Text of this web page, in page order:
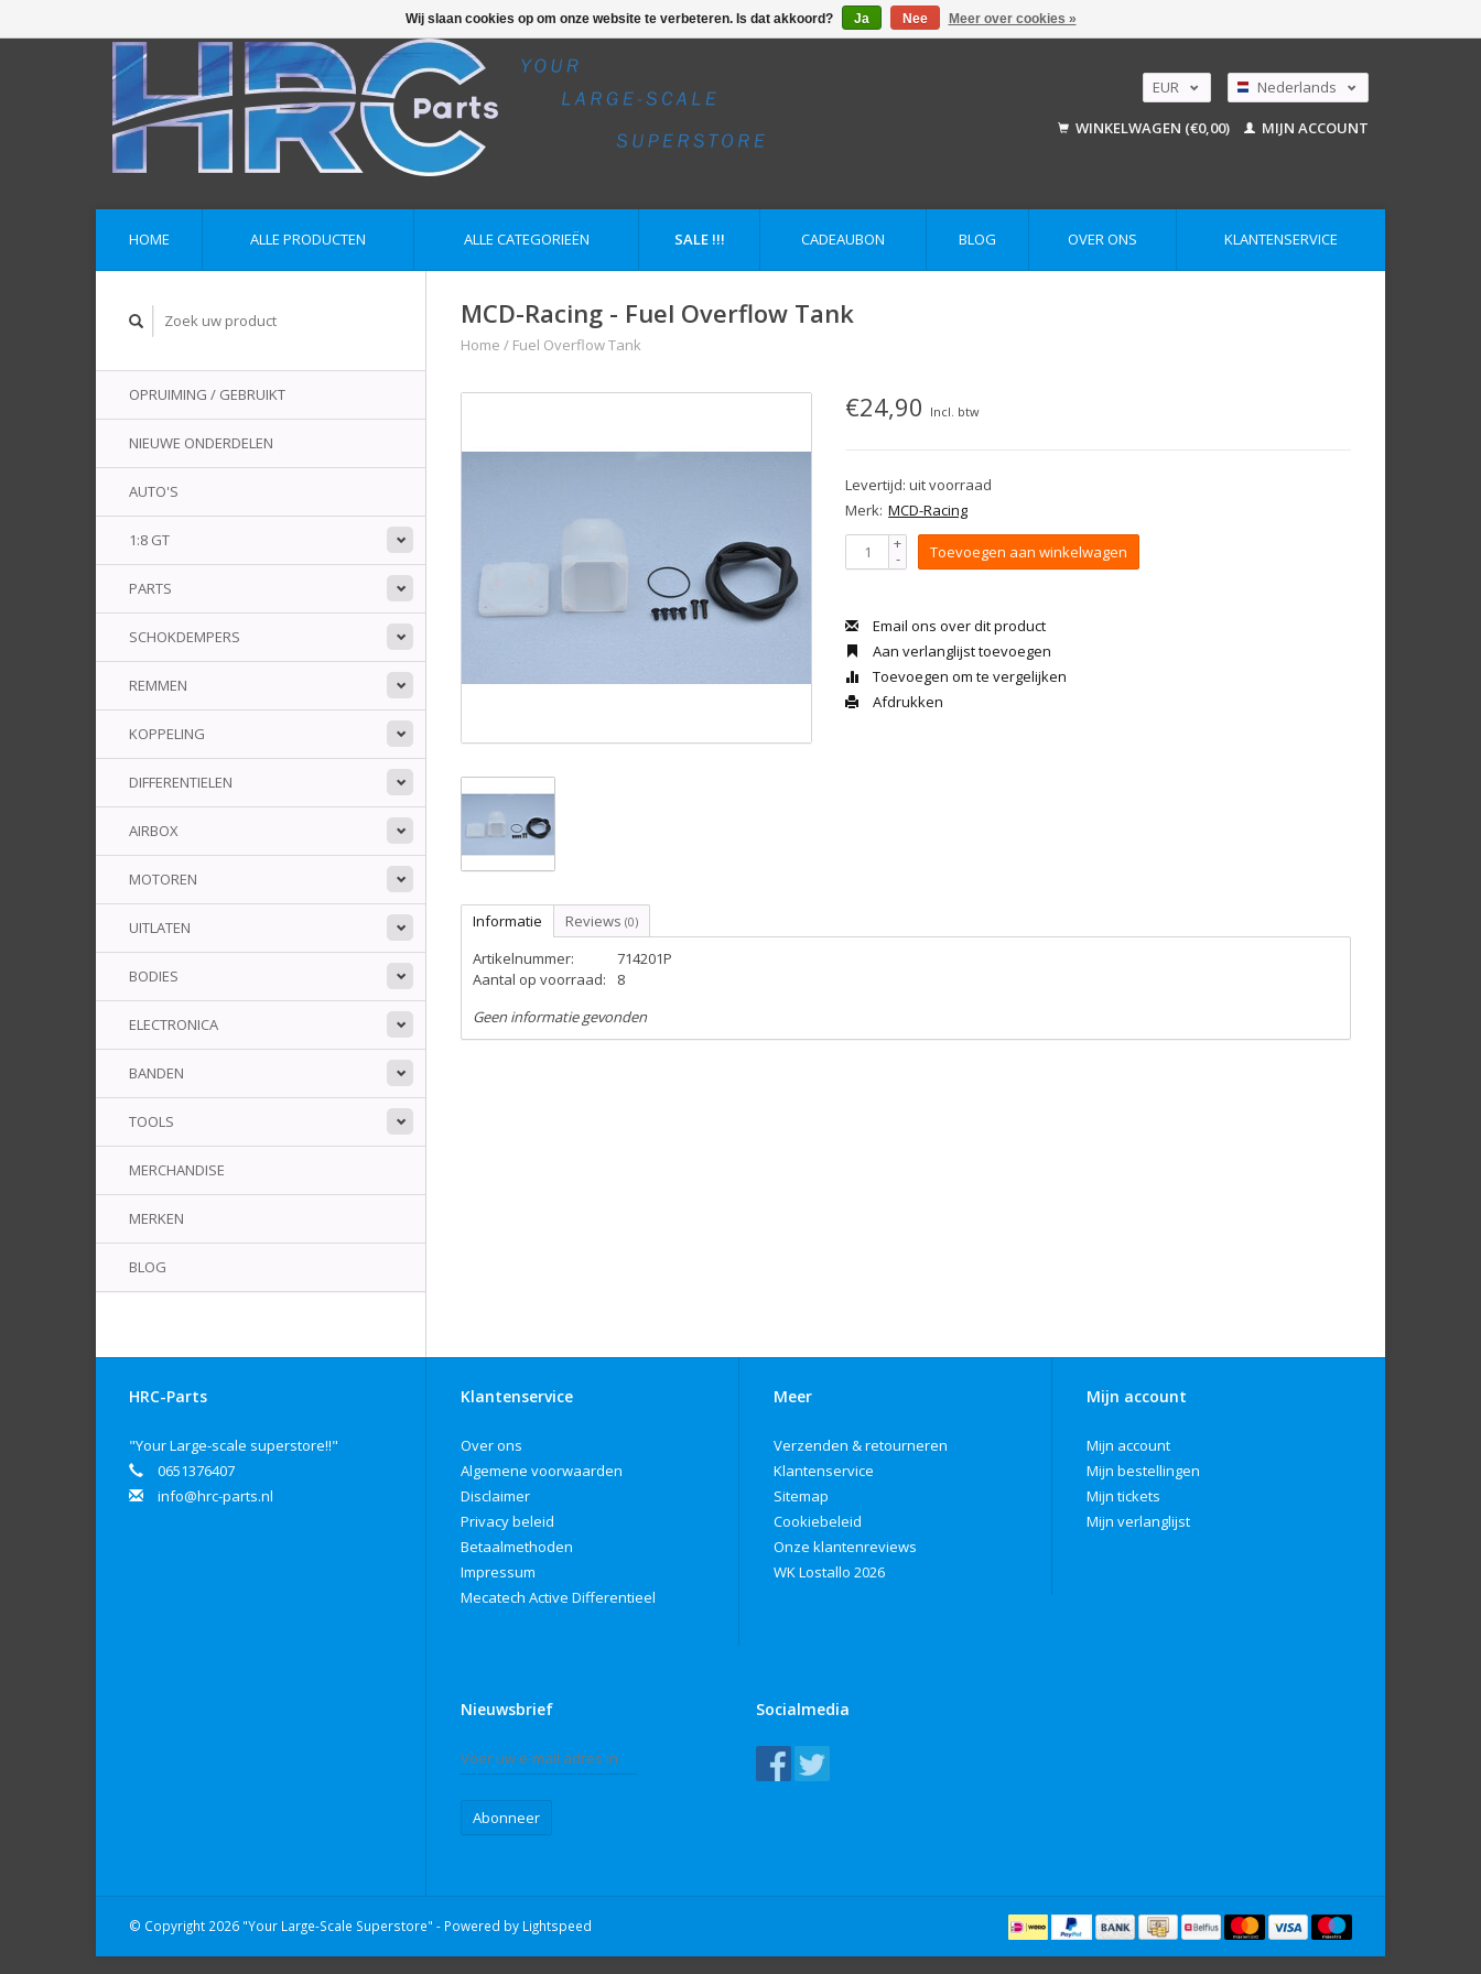
EUR
USD
Nederlands
English
WINKELWAGEN (€0,00) MIJN ACCOUNT
HOME ALLE PRODUCTEN ALLE CATEGORIEËN SALE !!! CADEAUBON BLOG OVER ONS KLANTENSERVICE
OPRUIMING / GEBRUIKT
NIEUWE ONDERDELEN
AUTO'S
1:8 GT
PARTS
SCHOKDEMPERS
REMMEN
KOPPELING
DIFFERENTIELEN
AIRBOX
MOTOREN
UITLATEN
BODIES
ELECTRONICA
BANDEN
TOOLS
MERCHANDISE
MERKEN
BLOG
MCD-Racing - Fuel Overflow Tank
Home / Fuel Overflow Tank
€24,90 Incl. btw
Levertijd: uit voorraad
Merk: MCD-Racing
+
- Toevoegen aan winkelwagen
Email ons over dit product
Aan verlanglijst toevoegen
Toevoegen om te vergelijken
Afdrukken
Informatie Reviews (0)
Artikelnummer:
714201P
Aantal op voorraad:
8
Geen informatie gevonden
HRC-Parts
"Your Large-scale superstore!!"
0651376407
info@hrc-parts.nl
Klantenservice
Over ons
Algemene voorwaarden
Disclaimer
Privacy beleid
Betaalmethoden
Impressum
Mecatech Active Differentieel
Meer
Verzenden & retourneren
Klantenservice
Sitemap
Cookiebeleid
Onze klantenreviews
WK Lostallo 2026
Mijn account
Mijn account
Mijn bestellingen
Mijn tickets
Mijn verlanglijst
Nieuwsbrief
Abonneer
Socialmedia
© Copyright 2026 "Your Large-Scale Superstore" - Powered by Lightspeed
Wij slaan cookies op om onze website te verbeteren. Is dat akkoord? Ja Nee Meer over cookies »